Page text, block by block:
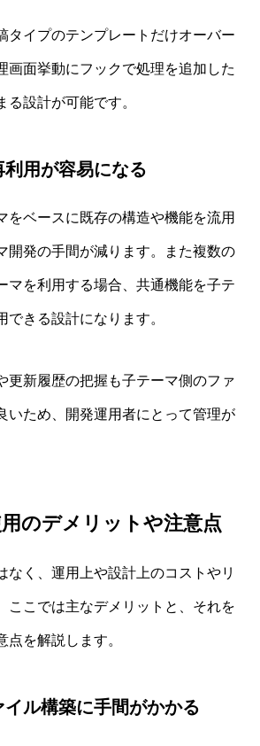
タイプのテンプレートだけオーバー
画面挙動にフックで処理を追加した
る設計が可能です。
用が容易になる
をベースに既存の構造や機能を流用
開発の手間が減ります。また複数の
マを利用する場合、共通機能を子テ
できる設計になります。
更新履歴の把握も子テーマ側のファ
いため、開発運用者にとって管理が
のデメリットや注意点
なく、運用上や設計上のコストやリ
ここでは主なデメリットと、それを
点を解説します。
ル構築に手間がかかる